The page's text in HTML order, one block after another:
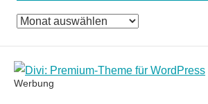
Das
Werbung